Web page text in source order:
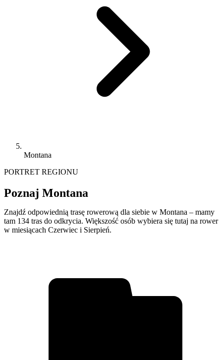
Montana
PORTRET REGIONU
Poznaj Montana
Znajdź odpowiednią trasę rowerową dla siebie w Montana – mamy
tam 134 tras do odkrycia. Większość osób wybiera się tutaj na rower
w miesiącach Czerwiec i Sierpień.